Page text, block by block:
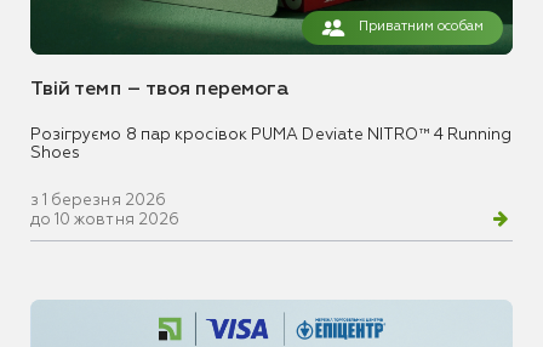
Приватним особам
Твій темп – твоя перемога
Розігруємо 8 пар кросівок PUMA Deviate NITRO™ 4 Running
Shoes
з 1 березня 2026
до 10 жовтня 2026